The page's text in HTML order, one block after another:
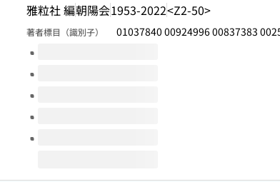
雅粒社 編朝陽会1953-2022<Z2-50>
著者標目（識別子） 01037840 00924996 00837383
このタイトルの巻号